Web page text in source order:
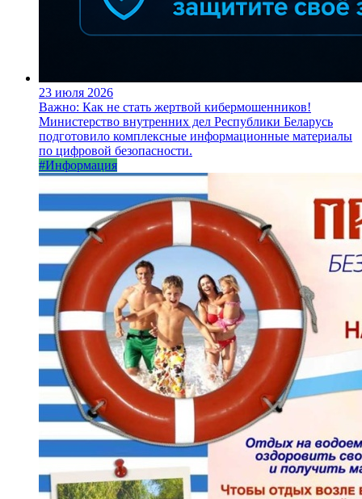
23 июля 2026
Важно: Как не стать жертвой кибермошенников!
Министерство внутренних дел Республики Беларусь
подготовило комплексные информационные материалы
по цифровой безопасности.
#Информация